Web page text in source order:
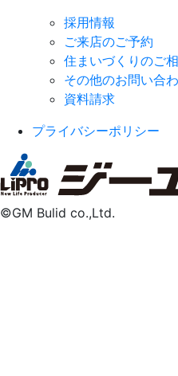
採用情報
ご来店のご予約
住まいづくりのご
その他のお問い合
資料請求
プライバシーポリシー
©️GM Bulid co.,Ltd.